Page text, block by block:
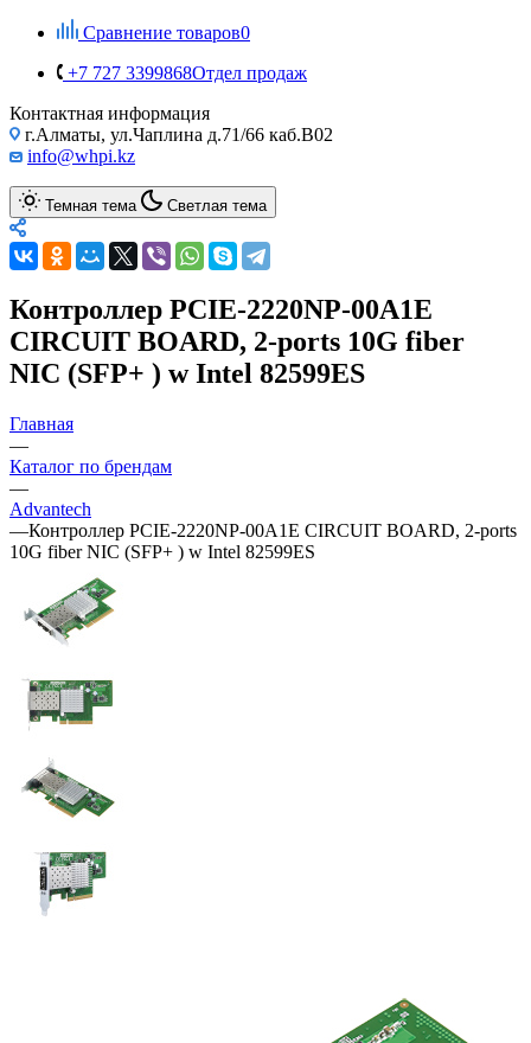
Сравнение товаров0
+7 727 3399868Отдел продаж
Контактная информация
г.Алматы, ул.Чаплина д.71/66 каб.B02
info@whpi.kz
Темная тема Светлая тема
Контроллер PCIE-2220NP-00A1E
CIRCUIT BOARD, 2-ports 10G fiber
NIC (SFP+ ) w Intel 82599ES
Главная
—
Каталог по брендам
—
Advantech
—Контроллер PCIE-2220NP-00A1E CIRCUIT BOARD, 2-ports
10G fiber NIC (SFP+ ) w Intel 82599ES